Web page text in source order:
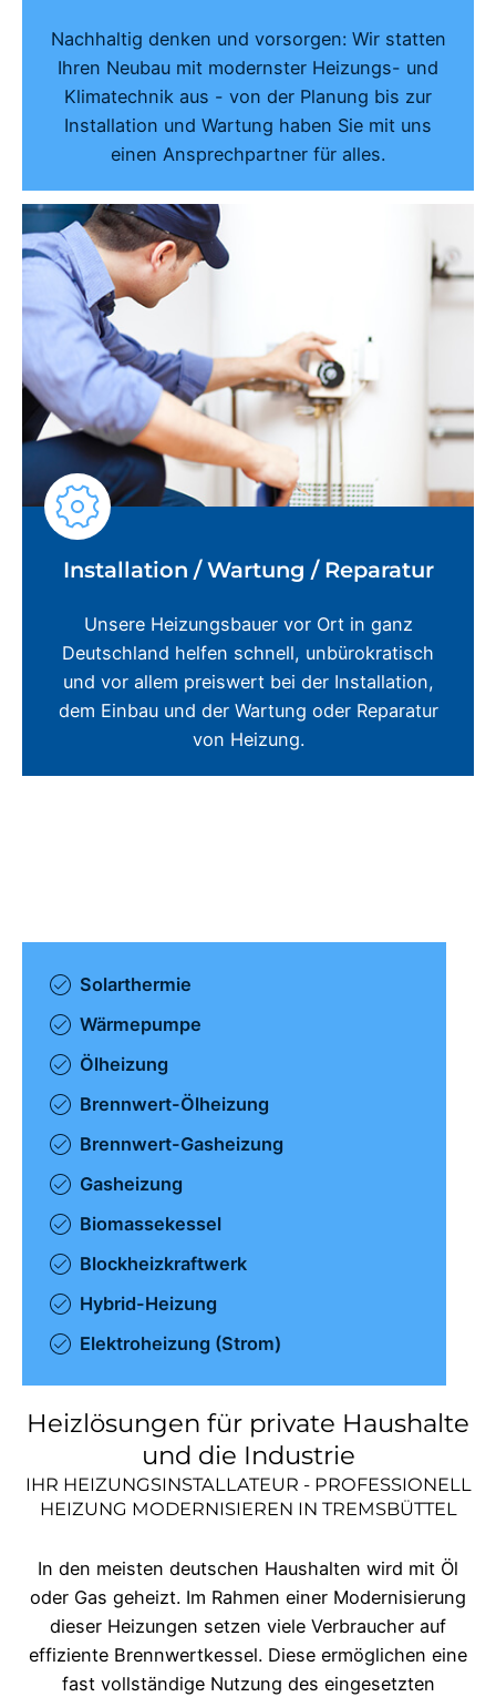
Nachhaltig denken und vorsorgen: Wir statten
Ihren Neubau mit modernster Heizungs- und
Klimatechnik aus - von der Planung bis zur
Installation und Wartung haben Sie mit uns
einen Ansprechpartner für alles.
Installation / Wartung / Reparatur
Unsere Heizungsbauer vor Ort in ganz
Deutschland helfen schnell, unbürokratisch
und vor allem preiswert bei der Installation,
dem Einbau und der Wartung oder Reparatur
von Heizung.
Solarthermie
Wärmepumpe
Ölheizung
Brennwert-Ölheizung
Brennwert-Gasheizung
Gasheizung
Biomassekessel
Blockheizkraftwerk
Hybrid-Heizung
Elektroheizung (Strom)
Heizlösungen für private Haushalte
und die Industrie
IHR HEIZUNGSINSTALLATEUR - PROFESSIONELL
HEIZUNG MODERNISIEREN IN TREMSBÜTTEL
In den meisten deutschen Haushalten wird mit Öl
oder Gas geheizt. Im Rahmen einer Modernisierung
dieser Heizungen setzen viele Verbraucher auf
effiziente Brennwertkessel. Diese ermöglichen eine
fast vollständige Nutzung des eingesetzten